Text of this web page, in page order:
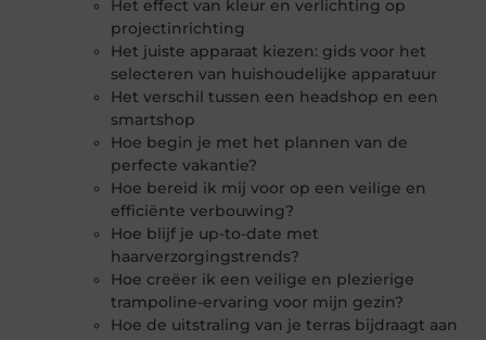
Het effect van kleur en verlichting op
projectinrichting
Het juiste apparaat kiezen: gids voor het
selecteren van huishoudelijke apparatuur
Het verschil tussen een headshop en een
smartshop
Hoe begin je met het plannen van de
perfecte vakantie?
Hoe bereid ik mij voor op een veilige en
efficiënte verbouwing?
Hoe blijf je up-to-date met
haarverzorgingstrends?
Hoe creëer ik een veilige en plezierige
trampoline-ervaring voor mijn gezin?
Hoe de uitstraling van je terras bijdraagt aan